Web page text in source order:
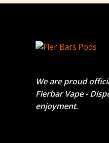
We are proud
Flerbar Vape -
enjoyment.